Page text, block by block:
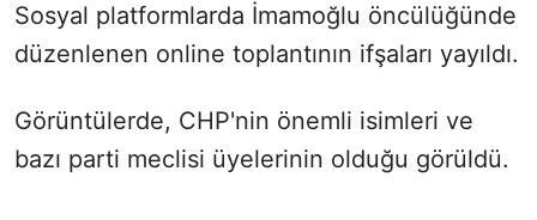
Sosyal platformlarda İmamoğlu öncülüğünde
düzenlenen online toplantının ifşaları yayıldı.
Görüntülerde, CHP'nin önemli isimleri ve
bazı parti meclisi üyelerinin olduğu görüldü.